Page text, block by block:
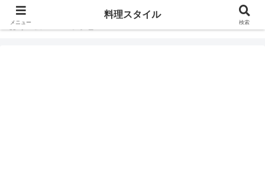
ホーム
メニュー
料理スタイル
検索